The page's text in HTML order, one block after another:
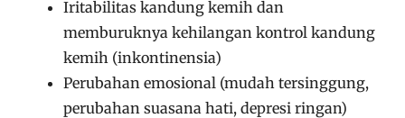
Iritabilitas kandung kemih dan
memburuknya kehilangan kontrol kandung
kemih (inkontinensia)
Perubahan emosional (mudah tersinggung,
perubahan suasana hati, depresi ringan)